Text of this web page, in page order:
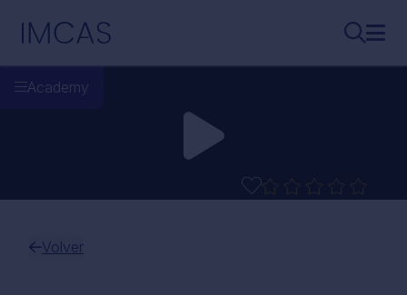
IMCAS
Academy
Volver